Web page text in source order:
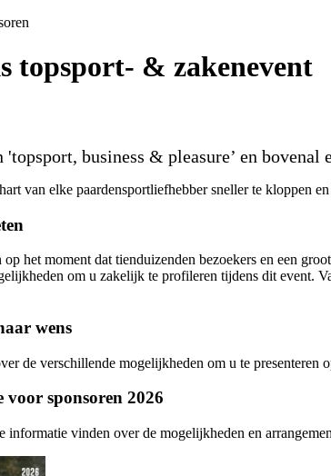
topsport- & zakenevent
business & pleasure’ en
van elke paardensportliefhebber sneller te kloppen
het moment dat tienduizenden bezoekers en een
om u zakelijk te profileren tijdens dit event.
wens
de verschillende mogelijkheden om u te
sponsoren 2026
informatie vinden over de mogelijkheden en